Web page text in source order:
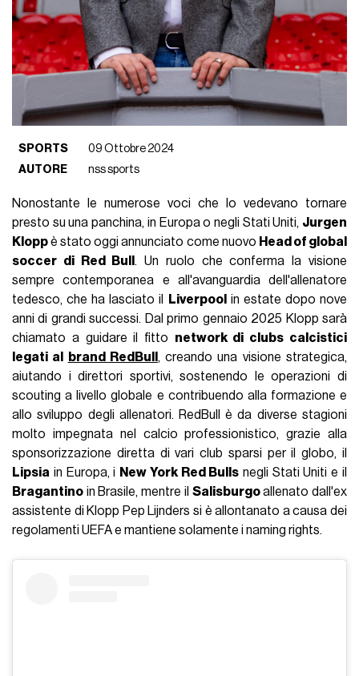
SPORTS
09 Ottobre 2024
AUTORE
nss sports
Nonostante le numerose voci che lo vedevano tornare
presto su una panchina, in Europa o negli Stati Uniti, Jurgen
Kloppè stato oggi annunciato come nuovo Head of global
soccer di Red Bull . Un ruolo che conferma la visione
sempre contemporanea e all'avanguardia dell'allenatore
tedesco, che ha lasciato il
Liverpool in estate dopo nove
anni di grandi successi. Dal primo gennaio 2025 Klopp sarà
chiamato a guidare il fitto network di clubs calcistici
legati al
brand RedBull , creando una visione strategica,
aiutando i direttori sportivi, sostenendo le operazioni di
scouting a livello globale e contribuendo alla formazione e
allo sviluppo degli allenatori. RedBull è da diverse stagioni
molto impegnata nel calcio professionistico, grazie alla
sponsorizzazione diretta di vari club sparsi per il globo, il
Lipsia in Europa, i New York Red Bulls negli Stati Uniti e il
Bragantino in Brasile, mentre il Salisburgoallenato dall'ex
assistente di Klopp Pep Lijnders si è allontanato a causa dei
regolamenti UEFA e mantiene solamente i naming rights.